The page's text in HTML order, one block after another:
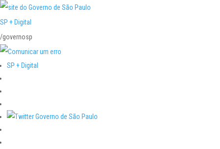
SP + Digital
/governosp
SP + Digital